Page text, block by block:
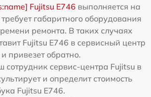
Fujitsu E746 выполняется на
габаритного оборудования
ремонта. В таких случаях
Fujitsu E746 в сервисный центр
привезет обратно.
сотрудник сервис-центра Fujitsu в
и определит стоимость
Fujitsu E746.